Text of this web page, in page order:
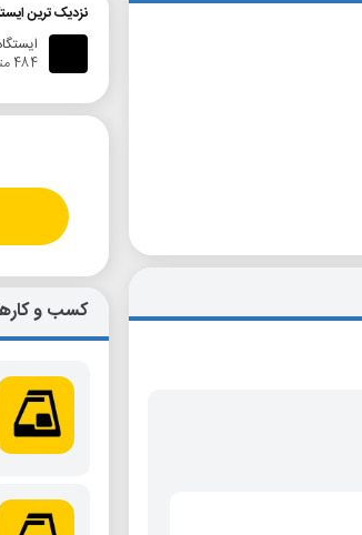
نزدیک ترین
ایستگاه
484 متر
کسب و